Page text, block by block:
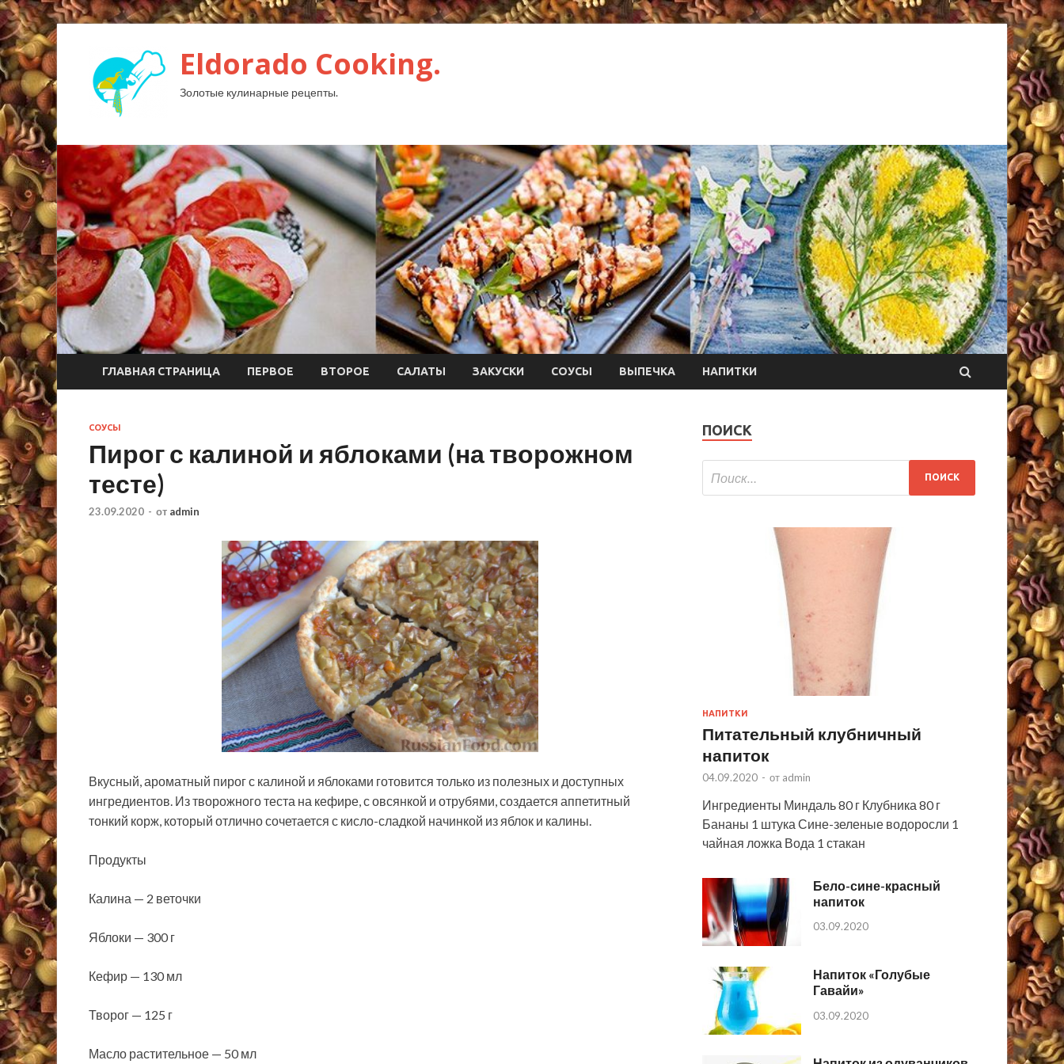
Eldorado Сooking.
Золотые кулинарные рецепты.
ГЛАВНАЯ СТРАНИЦА ПЕРВОЕ ВТОРОЕ САЛАТЫ ЗАКУСКИ СОУСЫ ВЫПЕЧКА НАПИТКИ
СОУСЫ
Пирог с калиной и яблоками (на творожном
тесте)
23.09.2020 - от admin
Вкусный, ароматный пирог с калиной и яблоками готовится только из полезных и доступных
ингредиентов. Из творожного теста на кефире, с овсянкой и отрубями, создается аппетитный
тонкий корж, который отлично сочетается с кисло-сладкой начинкой из яблок и калины.
Продукты
Калина — 2 веточки
Яблоки — 300 г
Кефир — 130 мл
Творог — 125 г
Масло растительное — 50 мл
ПОИСК
НАПИТКИ
Питательный клубничный
напиток
04.09.2020 - от admin
Ингредиенты Миндаль 80 г Клубника 80 г
Бананы 1 штука Сине-зеленые водоросли 1
чайная ложка Вода 1 стакан
Бело-сине-красный
напиток
03.09.2020
Напиток «Голубые
Гавайи»
03.09.2020